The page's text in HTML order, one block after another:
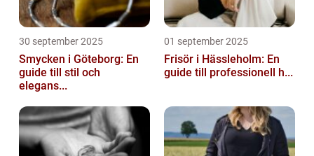
30 september 2025
Smycken i Göteborg: En
guide till stil och
elegans...
01 september 2025
Frisör i Hässleholm: En
guide till professionell h...